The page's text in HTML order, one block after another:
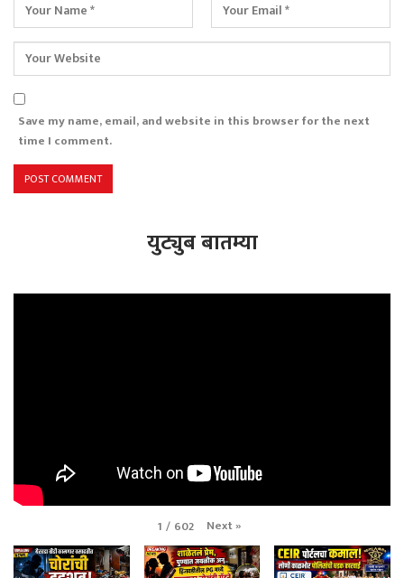
Save my name, email, and website in this browser for the next
time I comment.
युट्युब बातम्या
1 / 602 Next»